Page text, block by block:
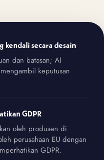
kendali secara desain
dan batasan; AI
keputusan
GDPR
oleh produsen di
perusahaan EU dengan
GDPR.